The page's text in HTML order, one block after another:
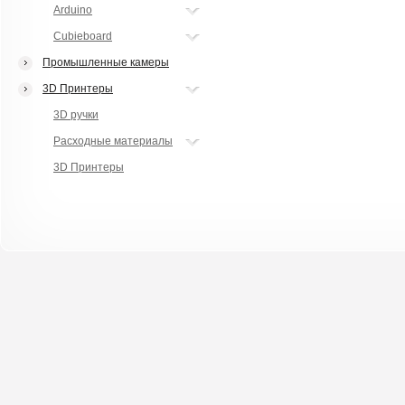
Arduino
Cubieboard
Промышленные камеры
3D Принтеры
3D ручки
Расходные материалы
3D Принтеры